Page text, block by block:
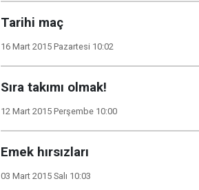
Tarihi maç
16 Mart 2015 Pazartesi 10:02
Sıra takımı olmak!
12 Mart 2015 Perşembe 10:00
Emek hırsızları
03 Mart 2015 Salı 10:03